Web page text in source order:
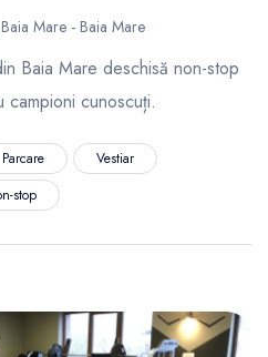
Mare - Baia Mare
Baia Mare deschisă non-stop
cunoscuți.
Parcare
Vestiar
stop